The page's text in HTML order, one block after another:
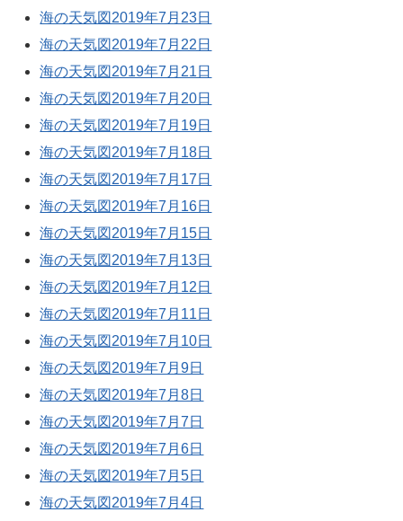
海の天気図2019年7月23日
海の天気図2019年7月22日
海の天気図2019年7月21日
海の天気図2019年7月20日
海の天気図2019年7月19日
海の天気図2019年7月18日
海の天気図2019年7月17日
海の天気図2019年7月16日
海の天気図2019年7月15日
海の天気図2019年7月13日
海の天気図2019年7月12日
海の天気図2019年7月11日
海の天気図2019年7月10日
海の天気図2019年7月9日
海の天気図2019年7月8日
海の天気図2019年7月7日
海の天気図2019年7月6日
海の天気図2019年7月5日
海の天気図2019年7月4日